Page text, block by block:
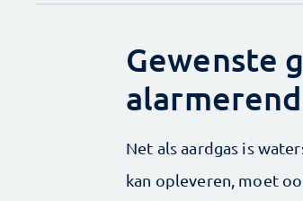
Gewenste
alarmerend
Net als aardgas is
kan opleveren, moet